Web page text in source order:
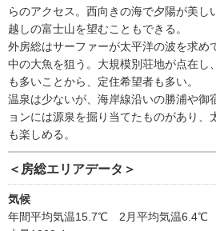
らのアクセス。西向きの海で夕陽が美し
越しの富士山を望むこともできる。
外房総はサーファーが太平洋の波を求め
中の大魚を狙う。大規模別荘地が点在し
も多いことから、定住希望者も多い。
温泉は少ないが、海岸線沿いの勝浦や御
ョンには源泉を掘り当てたものがあり、
も楽しめる。
＜房総エリアデータ＞
気候
年間平均気温15.7℃ 2月平均気温